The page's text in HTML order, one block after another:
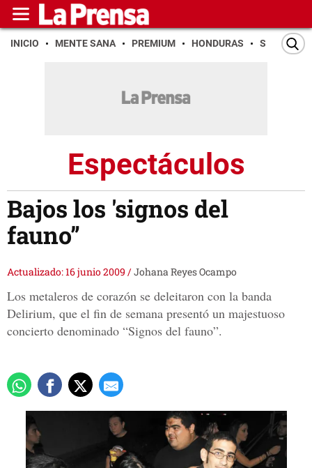
INICIO MENTE SANA PREMIUM HONDURAS SAN PEDRO
Espectáculos
Bajos los 'signos del
fauno”
Actualizado: 16 junio 2009 /Johana Reyes Ocampo
Los metaleros de corazón se deleitaron con la banda
Delirium, que el fin de semana presentó un majestuoso
concierto denominado “Signos del fauno”.